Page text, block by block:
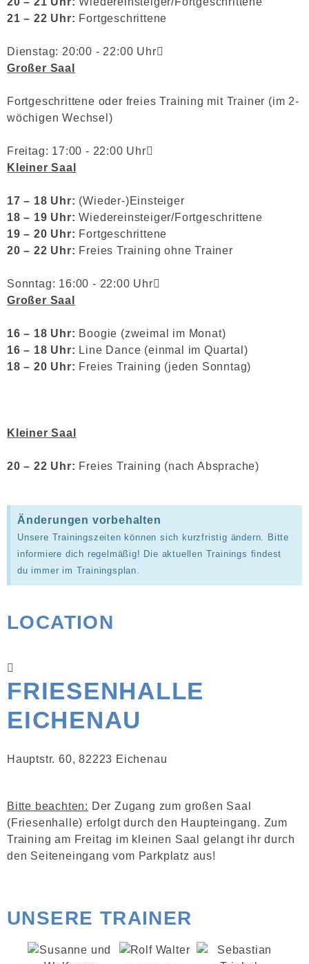
21 – 22 Uhr: Fortgeschrittene
Dienstag: 20:00 - 22:00 Uhr
Großer Saal
Fortgeschrittene oder freies Training mit Trainer (im 2-
wöchigen Wechsel)
Freitag: 17:00 - 22:00 Uhr
Kleiner Saal
17 – 18 Uhr: (Wieder-)Einsteiger
18 – 19 Uhr: Wiedereinsteiger/Fortgeschrittene
19 – 20 Uhr: Fortgeschrittene
20 – 22 Uhr: Freies Training ohne Trainer
Sonntag: 16:00 - 22:00 Uhr
Großer Saal
16 – 18 Uhr: Boogie (zweimal im Monat)
16 – 18 Uhr: Line Dance (einmal im Quartal)
18 – 20 Uhr: Freies Training (jeden Sonntag)
Kleiner Saal
20 – 22 Uhr: Freies Training (nach Absprache)
Änderungen vorbehalten
Unsere Trainingszeiten können sich kurzfristig ändern. Bitte
informiere dich regelmäßig! Die aktuellen Trainings findest
du immer im Trainingsplan.
LOCATION
FRIESENHALLE
EICHENAU
Hauptstr. 60, 82223 Eichenau
Bitte beachten: Der Zugang zum großen Saal
(Friesenhalle) erfolgt durch den Haupteingang. Zum
Training am Freitag im kleinen Saal gelangt ihr durch
den Seiteneingang vom Parkplatz aus!
UNSERE TRAINER